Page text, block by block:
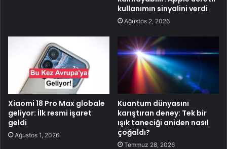
kullanımın sinyalini verdi
Ağustos 2, 2026
Xiaomi 18 Pro Max globale
geliyor: İlk resmi işaret
geldi
Ağustos 1, 2026
Kuantum dünyasını
karıştıran deney: Tek bir
ışık taneciği aniden nasıl
çoğaldı?
Temmuz 28, 2026